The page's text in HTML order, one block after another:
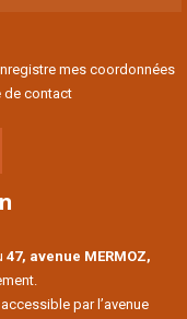
mes coordonnées
de contact
47, avenue MERMOZ,
par l’avenue